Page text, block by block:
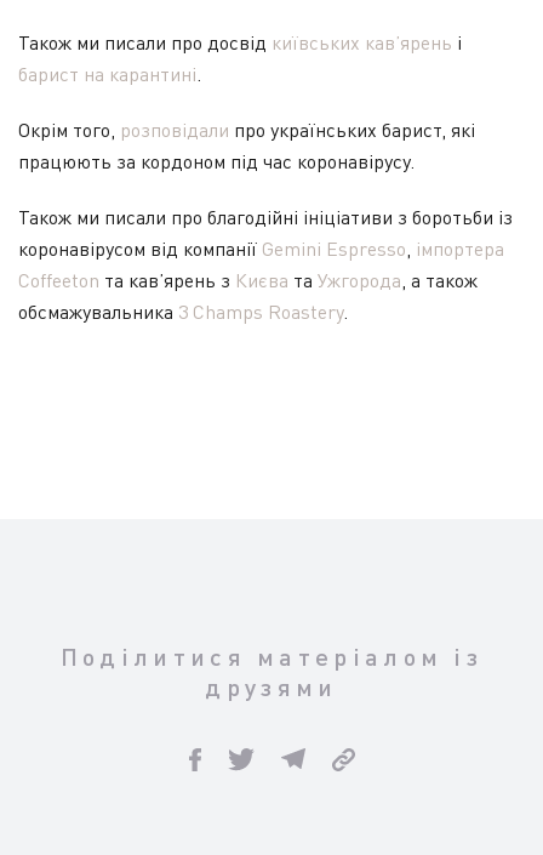
Також ми писали про досвід київських кав’ярень і
барист на карантині.
Окрім того, розповідали про українських барист, які
працюють за кордоном під час коронавірусу.
Також ми писали про благодійні ініціативи з боротьби із
коронавірусом від компанії Gemini Espresso, імпортера
Coffeeton та кав’ярень з Києва та Ужгорода, а також
обсмажувальника 3 Champs Roastery.
Поділитися матеріалом із
друзями